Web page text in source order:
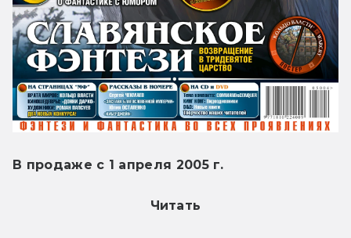
В продаже с 1 апреля 2005 г.
Читать